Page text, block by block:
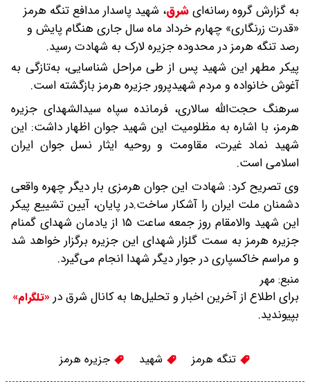
به گزارش گروه رسانه‌ایشرق، شهید پاسدار مدافع تنگه هرمز
«قدرت زرنگاری» چهارم خرداد ماه سال جاری هنگام پایش و
رصد تنگه هرمز در محدوده جزیره لارک به شهادت رسید.
پیکر مطهر این شهید پس از طی مراحل شناسایی، به‌تازگی به
آغوش خانواده و مردم شهیدپرور جزیره هرمز بازگشته است.
سرهنگ حجت‌الله سالاری، فرمانده سپاه سیدالشهدای جزیره
هرمز، با اشاره به مظلومیت این شهید جوان اظهار داشت: این
شهید نماد غیرت، مقاومت و روحیه ایثار نسل جوان ایران
اسلامی است.
وی تصریح کرد: شهادت این جوان هرمزی بار دیگر چهره واقعی
دشمنان ملت ایران را آشکار ساخت.در پایان، آیین تشییع پیکر
این شهید والامقام روز جمعه ساعت ۱۵ از یادمان شهدای گمنام
جزیره هرمز به سمت گلزار شهدای این جزیره برگزار خواهد شد
و مراسم خاکسپاری در جوار دیگر شهدا انجام می‌گیرد.
منبع: مهر
برای اطلاع از آخرین اخبار و تحلیل‌ها به کانال شرق در «تلگرام»
بپیوندید.
تنگه هرمز شهید جزیره هرمز